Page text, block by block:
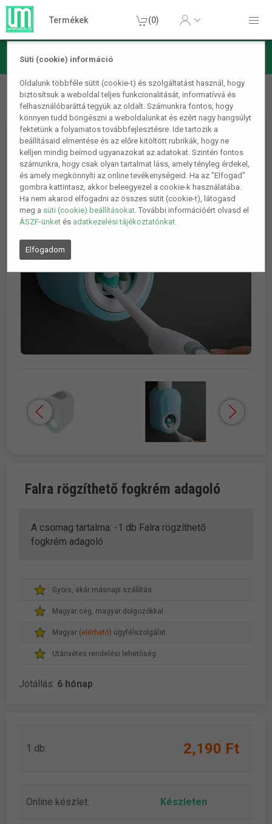
Süti (cookie) információ
Oldalunk többféle sütit (cookie-t) és szolgáltatást használ, hogy
biztosítsuk a weboldal teljes funkcionalitását, informatívvá és
felhasználóbaráttá tegyük az oldalt. Számunkra fontos, hogy
könnyen tudd böngészni a weboldalunkat és ezért nagy hangsúlyt
fektetünk a folyamatos továbbfejlesztésre. Ide tartozik a
beállításaid elmentése és az előre kitöltött rubrikák, hogy ne
kelljen mindig beírnod ugyanazokat az adatokat. Szintén fontos
számunkra, hogy csak olyan tartalmat láss, amely tényleg érdekel,
és amely megkönnyíti az online tevékenységeid. Ha az "Elfogad"
gombra kattintasz, akkor beleegyezel a cookie-k használatába.
Ha nem akarod elfogadni az összes sütit (cookie-t), látogasd
meg a süti (cookie) beállításokat. További információért olvasd el
ÁSZF-ünket és adatkezelési tájékoztatónkat.
Elfogadom
Termékek (0)
Otthon, lakás, háztartás Fürdőszobai kiegészítők
Falra
rögzíthető fogkrém adagoló
Falra rögzíthető fogkrém adagoló
A csomag tartalma: -1 db Falra rögzíthető
fogkrém adagoló
Gyors, akár másnapi szállítás
Magyar cég, magyar dolgozókkal
Magyar (elérhető) ügyfélszolgálat
Utánvétes rendelési lehetőség
Jótállás: 6 hónap
1 db: 2,190 Ft
Online készlet: Készleten